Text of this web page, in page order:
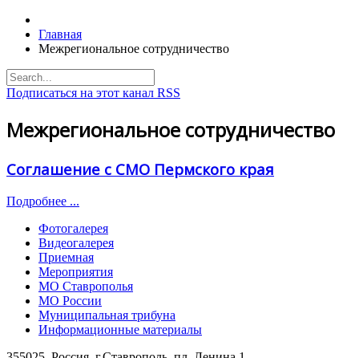
Главная
Межрегиональное сотрудничество
Подписаться на этот канал RSS
Межрегиональное сотрудничество
Соглашение с СМО Пермского края
Подробнее ...
Фотогалерея
Видеогалерея
Приемная
Мероприятия
МО Ставрополья
МО России
Муниципальная трибуна
Информационные материалы